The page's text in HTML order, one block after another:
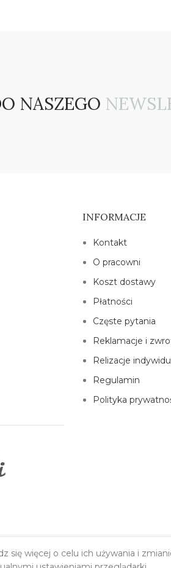
NASZEGO
INFORMACJE
Kontakt
O pracowni
Koszt dostawy
Płatności
Częste pytania
Reklamacje i
Relizacje
Regulamin
Polityka
się więcej o celu ich używania i